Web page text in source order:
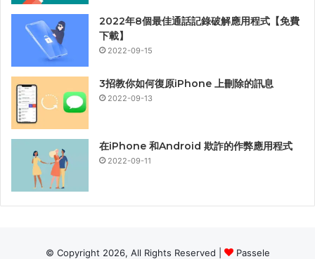
2022年8個最佳通話記錄破解應用程式【免費
下載】
2022-09-15
3招教你如何復原iPhone 上刪除的訊息
2022-09-13
在iPhone 和Android 欺詐的作弊應用程式
2022-09-11
© Copyright 2026, All Rights Reserved | Passele